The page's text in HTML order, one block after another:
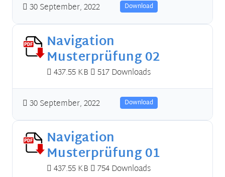
30 September, 2022 Download
Navigation
Musterprüfung 02
437.55 KB 517 Downloads
30 September, 2022 Download
Navigation
Musterprüfung 01
437.55 KB 754 Downloads